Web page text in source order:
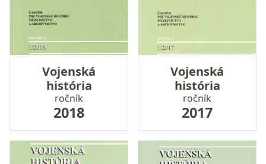
Vojenská
história
ročník
2018
Vojenská
história
ročník
2017